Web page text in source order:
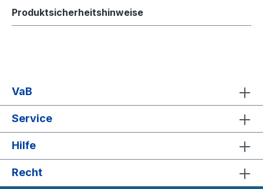
Produktsicherheitshinweise
VaB
Service
Hilfe
Recht